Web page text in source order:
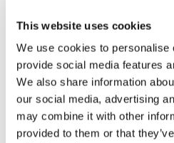
This website uses cookies
We use cookies to personalise
provide social media features
We also share information
our social media, advertising
may combine it with other
provided to them or that